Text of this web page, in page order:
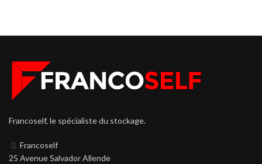
Francoself, le spécialiste du stockage.
Francoself
25 Avenue Salvador Allende